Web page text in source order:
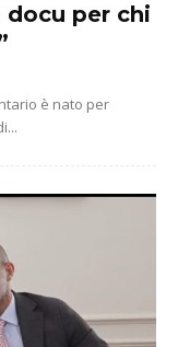
docu per chi
è nato per